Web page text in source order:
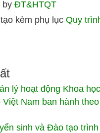
by ĐT&HTQT
kèm phụ lục Quy
lý hoạt động Khoa
Việt Nam ban hành
sinh và Đào tạo